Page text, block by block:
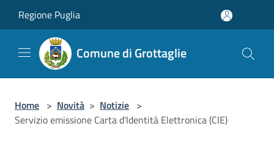
Regione Puglia
Comune di Grottaglie
Home > Novità > Notizie >
Servizio emissione Carta d'Identità Elettronica (CIE)